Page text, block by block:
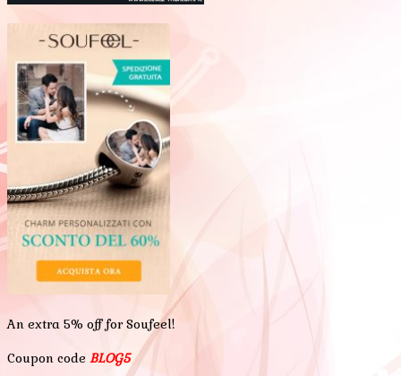
An extra 5% off for Soufeel!
Coupon code BLOG5